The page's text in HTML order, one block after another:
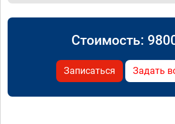
Стоимость:
Записаться Задать